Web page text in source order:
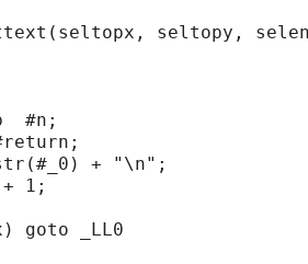
seltopy,
#n;
+ "\n";
1;
goto _LL0